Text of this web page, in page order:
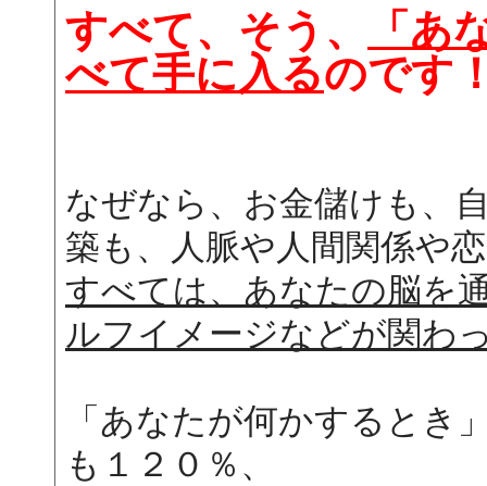
すべて、そう、
「あ
べて手に入るのです
なぜなら、お金儲けも、
築も、人脈や人間関係や
すべては、あなたの脳を
ルフイメージなどが関わ
「あなたが何かするとき
も１２０％、